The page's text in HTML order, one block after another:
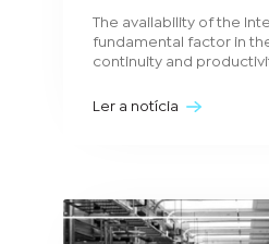
The availability of the
fundamental factor in
continuity and
Ler a notícia